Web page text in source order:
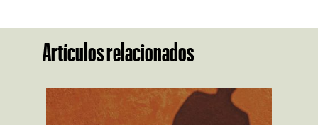
Artículos relacionados